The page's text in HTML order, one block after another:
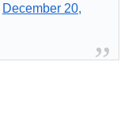
December 20,